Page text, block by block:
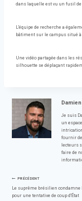
dans laquelle est vu un fusil
L'équipe de recherche a
bâtiment sur le campus situé
Une vidéo partagée dans les
silhouette se déplaçant
Damien
Je suis
un
fournir
lecteurs
faire de
Navigation
PRÉCÉDENT
Le suprême brésilien condamne
pour une tentative de coup d'État